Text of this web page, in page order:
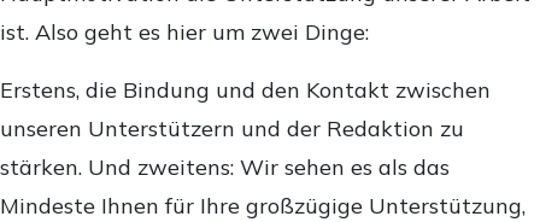
ist. Also geht es hier um zwei Dinge:
Erstens, die Bindung und den Kontakt zwischen
unseren Unterstützern und der Redaktion zu
stärken. Und zweitens: Wir sehen es als das
Mindeste Ihnen für Ihre großzügige Unterstützung,